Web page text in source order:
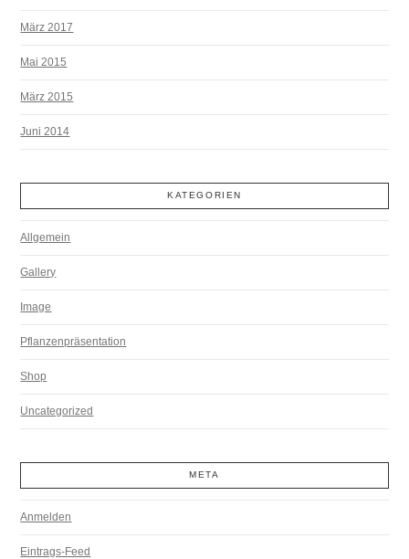
März 2017
Mai 2015
März 2015
Juni 2014
KATEGORIEN
Allgemein
Gallery
Image
Pflanzenpräsentation
Shop
Uncategorized
META
Anmelden
Eintrags-Feed